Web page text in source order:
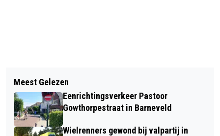
GELDERSE NATUURFOTOWEDSTRIJD
ZOEKT MOOISTE NATUURFOTO
GELDERSE UITVOERINGSAGENDA
KLIMAATADAPTATIE KIJKT AL VER
VOORUIT
Meest Gelezen
Eenrichtingsverkeer Pastoor
Gowthorpestraat in Barneveld
Wielrenners gewond bij valpartij in